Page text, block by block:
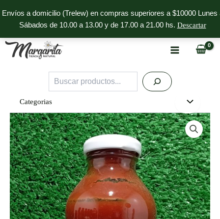
Envíos a domicilio (Trelew) en compras superiores a $10000 Lunes
Sábados de 10.00 a 13.00 y de 17.00 a 21.00 hs. Descartar
al
contenido
Buscar
Categorias
Pure
de
Tomate
Orgánico
Pampagourmet
cantidad